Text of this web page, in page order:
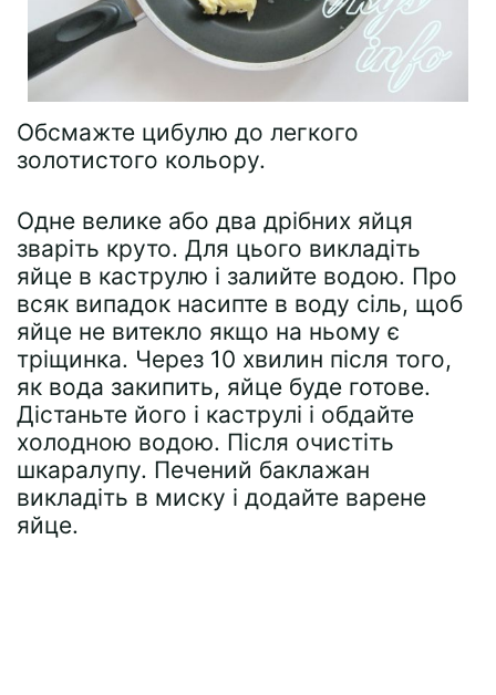
Обсмажте цибулю до легкого
золотистого кольору.
Одне велике або два дрібних яйця
зваріть круто. Для цього викладіть
яйце в каструлю і залийте водою. Про
всяк випадок насипте в воду сіль, щоб
яйце не витекло якщо на ньому є
тріщинка. Через 10 хвилин після того,
як вода закипить, яйце буде готове.
Дістаньте його і каструлі і обдайте
холодною водою. Після очистіть
шкаралупу. Печений баклажан
викладіть в миску і додайте варене
яйце.